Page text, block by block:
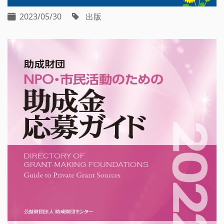
2023/05/30 出版